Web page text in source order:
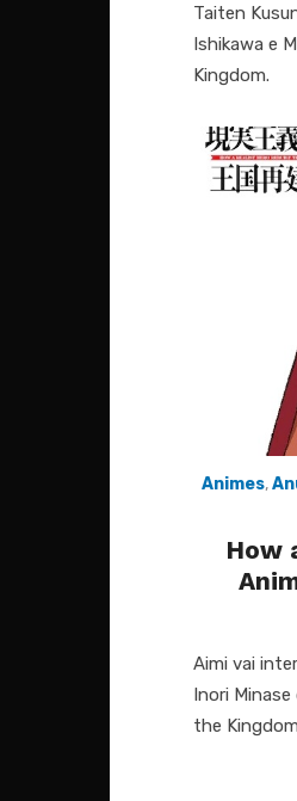
Taiten
Ishikawa e
Kingdom.
Animes,
How
Aimi vai
Inori
the